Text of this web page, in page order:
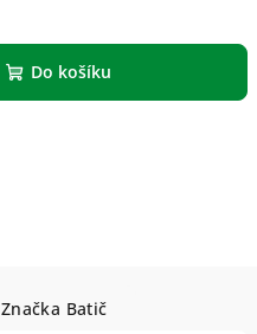
Do košíku
Značka Batič